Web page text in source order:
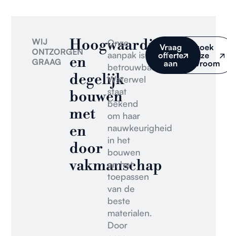
WIJ
ONTZORGEN
GRAAG
Hoogwaardig
en
degelijk
bouwen
met
en
door
vakmanschap
Onze
aanpak is
betrouwbaar.
Waterwel
staat
bekend
om haar
nauwkeurigheid
in het
bouwen
en het
toepassen
van de
beste
materialen.
Door
Vraag
offerte
aan
Bezoek
onze
showroom